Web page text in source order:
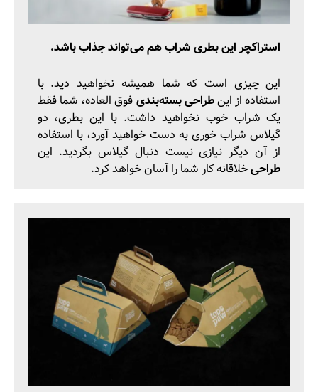
استراکچر این بطری شراب هم می‌تواند جذاب باشد.
این چیزی است که شما همیشه نخواهید دید. با
استفاده از اینطراحی بسته‌بندی فوق العاده، شما فقط
یک شراب خوب نخواهید داشت. با این بطری، دو
گیلاس شراب خوری به دست خواهید آورد، با استفاده
از آن دیگر نیازی نیست دنبال گیلاس بگردید. این
طراحیخلاقانه کار شما را آسان خواهد کرد.